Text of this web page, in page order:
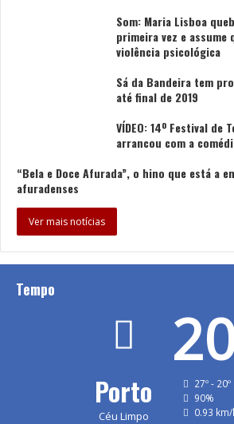
Som: Maria Lisboa
primeira vez e
violência psicológica
Sá da Bandeira tem
até final de 2019
VÍDEO: 14º Festival de
arrancou com a
“Bela e Doce Afurada”, o hino que está a
afuradenses
Ver mais notícias
Tempo
Porto
Céu Limpo
27º - 20º
90%
0.93 km/